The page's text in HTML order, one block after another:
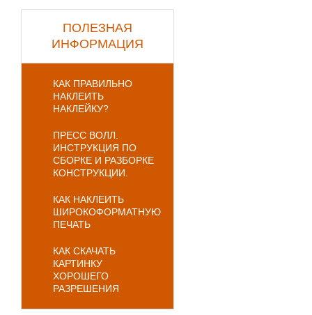
ПОЛЕЗНАЯ
ИНФОРМАЦИЯ
КАК ПРАВИЛЬНО
НАКЛЕИТЬ
НАКЛЕЙКУ?
ПРЕСС ВОЛЛ.
ИНСТРУКЦИЯ ПО
СБОРКЕ И РАЗБОРКЕ
КОНСТРУКЦИИ.
КАК НАКЛЕИТЬ
ШИРОКОФОРМАТНУЮ
ПЕЧАТЬ
КАК СКАЧАТЬ
КАРТИНКУ
ХОРОШЕГО
РАЗРЕШЕНИЯ